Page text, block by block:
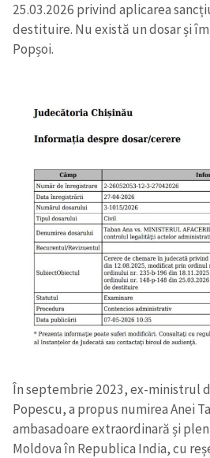
25.03.2026 privind aplicarea
destituire. Nu există un dosar și
Popșoi.
În septembrie 2023, ex-ministrul
Popescu, a propus numirea Anei
ambasadoare extraordinară și
Moldova în Republica India, cu